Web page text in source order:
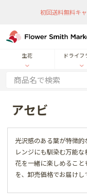
初回送料無料キ
生花 ドライフ
アセビ
光沢感のある葉が特徴
レンジにも馴染む万能
花を一緒に楽しめること
を、卸売価格でお届けし